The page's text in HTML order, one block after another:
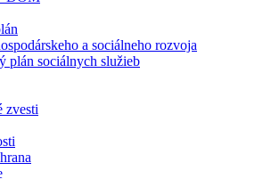
a sociálneho rozvoja
plán sociálnych služieb
zvesti